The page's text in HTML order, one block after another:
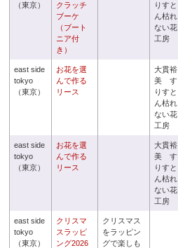
（東京）
クラッチ
ブーケ
（ブート
ニア付
き）
りすと
ん枯れ
ない花
工房
east side
tokyo
（東京）
お花を選
んで作る
リース
大貫裕
美 す
りすと
ん枯れ
ない花
工房
east side
tokyo
（東京）
お花を選
んで作る
リース
大貫裕
美 す
りすと
ん枯れ
ない花
工房
east side
tokyo
（東京）
クリスマ
スラッピ
ング2026
クリスマス
をラッピン
グで楽しも